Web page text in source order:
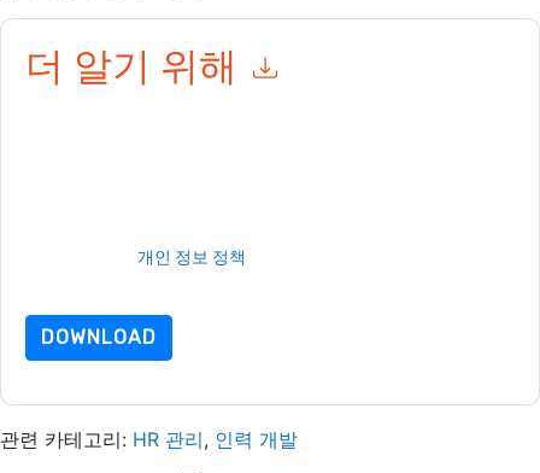
더 알기 위해
개인 정보 정책
DOWNLOAD
관련 카테고리: HR 관리, 인력 개발